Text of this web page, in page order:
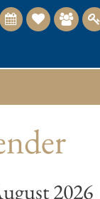
2026